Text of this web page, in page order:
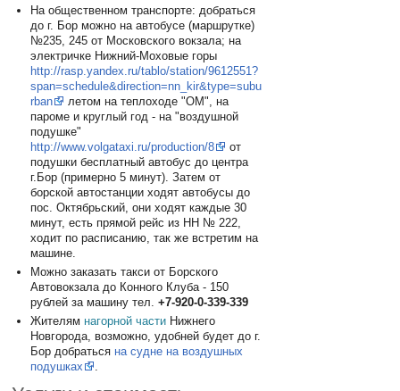
На общественном транспорте: добраться
до г. Бор можно на автобусе (маршрутке)
№235, 245 от Московского вокзала; на
электричке Нижний-Моховые горы
http://rasp.yandex.ru/tablo/station/9612551?
span=schedule&direction=nn_kir&type=subu
rban
летом на теплоходе "ОМ", на
пароме и круглый год - на "воздушной
подушке"
http://www.volgataxi.ru/production/8
от
подушки бесплатный автобус до центра
г.Бор (примерно 5 минут). Затем от
борской автостанции ходят автобусы до
пос. Октябрьский, они ходят каждые 30
минут, есть прямой рейс из НН № 222,
ходит по расписанию, так же встретим на
машине.
Можно заказать такси от Борского
Автовокзала до Конного Клуба - 150
рублей за машину тел. +7-920-0-339-339
Жителям нагорной частиНижнего
Новгорода, возможно, удобней будет до г.
Бор добраться на судне на воздушных
подушках
.